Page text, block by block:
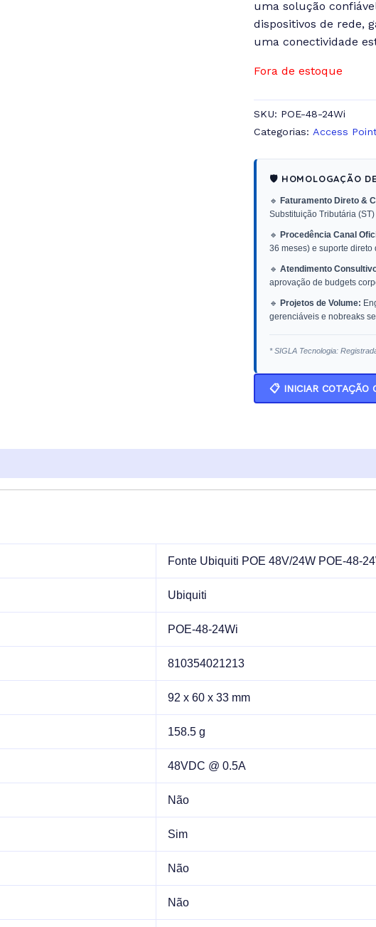
uma solução
dispositivos de rede,
uma conectividade
Fora de estoque
SKU: POE-48-24Wi
Categorias:Access
🛡️ HOMOLOGAÇÃO
🔹 Faturamento Direto &
Substituição Tributária
🔹 Procedência Canal
36 meses) e suporte
🔹Atendimento
aprovação de budgets
🔹 Projetos de Volume:
gerenciáveis e nobreaks
* SIGLA Tecnologia:
📋 INICIAR COTAÇÃO
Fonte Ubiquiti POE 48V/24W POE-48-
Ubiquiti
POE-48-24Wi
810354021213
92 x 60 x 33 mm
158.5 g
48VDC @ 0.5A
Não
Sim
Não
Não